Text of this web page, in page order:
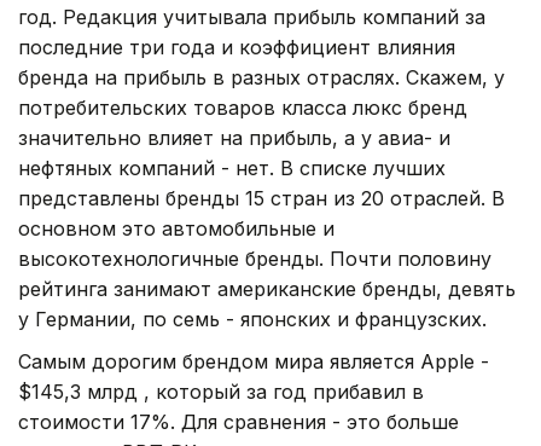
год. Редакция учитывала прибыль компаний за
последние три года и коэффициент влияния
бренда на прибыль в разных отраслях. Скажем, у
потребительских товаров класса люкс бренд
значительно влияет на прибыль, а у авиа- и
нефтяных компаний - нет. В списке лучших
представлены бренды 15 стран из 20 отраслей. В
основном это автомобильные и
высокотехнологичные бренды. Почти половину
рейтинга занимают американские бренды, девять
у Германии, по семь - японских и французских.
Самым дорогим брендом мира является Apple -
$145,3 млрд , который за год прибавил в
стоимости 17%. Для сравнения - это больше